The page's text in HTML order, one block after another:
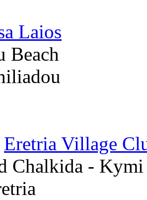
Laios
Beach
Eretria Village
Chalkida - Kymi